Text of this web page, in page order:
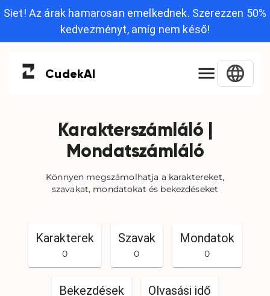
Siet! Az árak hamarosan emelkednek. Szerezzen 50%
kedvezményt, amíg nem késő!
CudekAI
Karakterszámláló |
Mondatszámláló
Könnyen megszámolhatja a karaktereket,
szavakat, mondatokat és bekezdéseket
Karakterek
0
Szavak
0
Mondatok
0
Bekezdések Olvasási idő